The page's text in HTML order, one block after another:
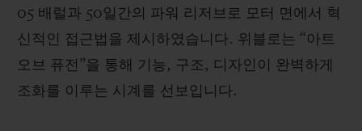
05 배럴과 50일간의 파워 리저브로 모터 면에서 혁
신적인 접근법을 제시하였습니다. 위블로는 “아트
오브 퓨전”을 통해 기능, 구조, 디자인이 완벽하게
조화를 이루는 시계를 선보입니다.